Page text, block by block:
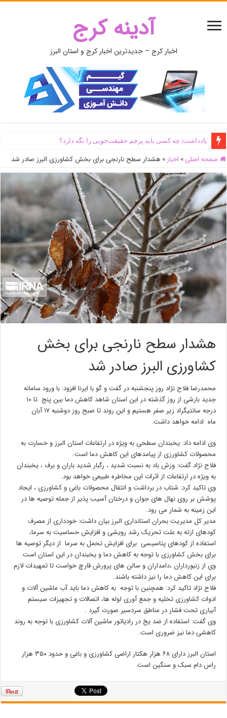
آدینه کرج
اخبار کرج – جدیدترین اخبار کرج و استان البرز
یادداشت| ‌چه کسی باید پرچم حقیقت‌جویی را نگه دارد؟
صفحه اصلی » اخبار » هشدار سطح نارنجی برای بخش کشاورزی البرز صادر شد
هشدار سطح نارنجی برای بخش
کشاورزی البرز صادر شد
محمدرضا فلاح نژاد روز پنجشنبه در گفت و گو با ایرنا افزود: با ورود سامانه
جدید بارشی از روز گذشته در این استان شاهد کاهش دما بین پنج تا ۱۰
درجه سانتیگراد زیر صفر هستیم و این روند تا صبح روز دوشنبه ۱۷ آبان
ماه ادامه خواهد داشت.
وی ادامه داد: یخبندان سطحی به ویژه در ارتفاعات استان البرز و خسارت به
محصولات کشاورزی از پیامدهای این کاهش دما است.
فلاح نژاد گفت: وزش باد به نسبت شدید ، رگبار شدید باران و برف ، یخبندان
به ویژه در ارتفاعات از اثرات این مخاطره طبیعی خواهد بود.
وی تاکید کرد: شتاب در برداشت و انتقال محصولات باغی و کشاورزی ، ایجاد
پوشش بر روی نهال های جوان و درختان آسیب پذیر از جمله توصیه ها در
این زمینه به شمار می رود.
مدیر کل مدیریت بحران استانداری البرز بیان داشت: خودداری از مصرف
کودهای ازته به علت تحریک رشد رویشی و افزایش حساسیت به سرما،
استفاده از کودهای پتاسیسی برای افزایش تحمل به سرما از دیگر توصیه ها
برای بخش کشاورزی با توجه به کاهش دما و یخبندان در این استان است.
وی از زنبورداران ،دامداران و سالن های پرورش قارچ خواست تا تمهیدات لازم
برای این کاهش دما را نیز داشته باشند.
فلاح نژاد تاکید کرد: همچنین با توجه به کاهش دما باید آب ماشین آلات و
ادوات کشاورزی تخلیه و جمع آوری لوله ها، اتصالات و تجهیزات سیستم
آبیاری تحت فشار در مناطق سردسیر صورت گیرد .
وی گفت: استفاده از ضد یخ در رادیاتور ماشین آلات کشاورزی با توجه به روند
کاهشی دما نیز ضروری است.
استان البرز دارای ۶۸ هزار هکتار اراضی کشاورزی و باغی و حدود ۳۵۰ هزار
راس دام سبک و سنگین است.